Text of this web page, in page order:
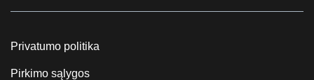
Privatumo politika
Pirkimo sąlygos